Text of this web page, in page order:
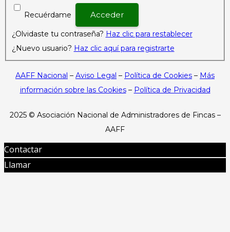
Recuérdame
¿Olvidaste tu contraseña? Haz clic para restablecer
¿Nuevo usuario? Haz clic aquí para registrarte
AAFF Nacional – Aviso Legal – Política de Cookies – Más
información sobre las Cookies– Política de Privacidad
2025 © Asociación Nacional de Administradores de Fincas –
AAFF
Contactar
Llamar